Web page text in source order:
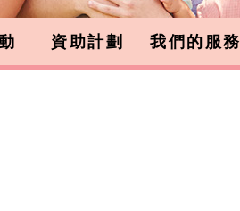
資助計劃 我們的服務